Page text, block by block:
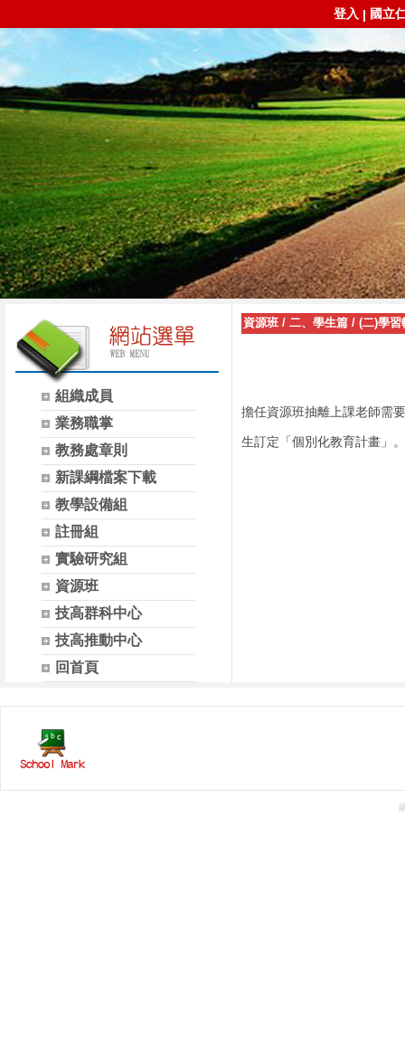
登入 | 國立
組織成員
業務職掌
教務處章則
新課綱檔案下載
教學設備組
註冊組
實驗研究組
資源班
技高群科中心
技高推動中心
回首頁
資源班 / 二、學生篇 / (二)學習
擔任資源班抽離上課老師需
生訂定「個別化教育計畫」。